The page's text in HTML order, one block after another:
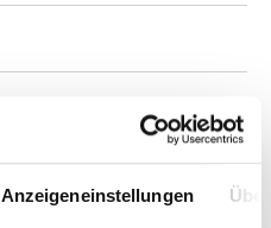
Anzeigeneinstellungen